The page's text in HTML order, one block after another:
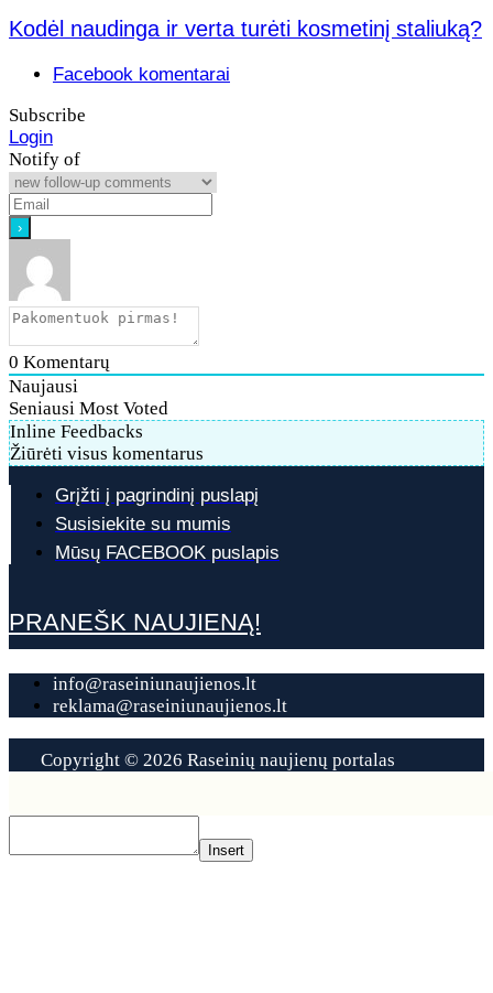
Kodėl naudinga ir verta turėti kosmetinį staliuką?
Facebook komentarai
Subscribe
Login
Notify of
0 Komentarų
Naujausi
Seniausi Most Voted
Inline Feedbacks
Žiūrėti visus komentarus
Grįžti į pagrindinį puslapį
Susisiekite su mumis
Mūsų FACEBOOK puslapis
PRANEŠK NAUJIENĄ!
info@raseiniunaujienos.lt
reklama@raseiniunaujienos.lt
Copyright © 2026 Raseinių naujienų portalas
Contact
Insert